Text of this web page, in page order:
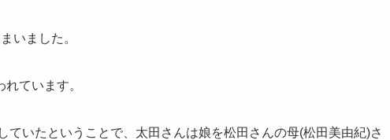
いました。
ています。
いたということで、太田さんは娘を松田さんの母(松田美由紀)さ